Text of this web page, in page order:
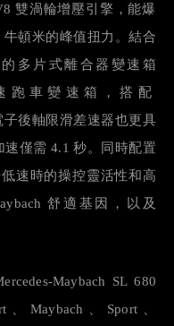
雙渦輪增壓引擎，能爆
牛頓米的峰值扭力。結合
多片式離合器變速箱
跑車變速箱，搭配
後軸限滑差速器也更具
速僅需 4.1秒。同時配置
速時的操控靈活性和高
舒適基因，以及
Maybach SL 680
、Maybach Sport